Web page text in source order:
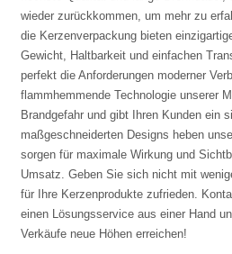
wieder zurückkommen, um mehr zu
die Kerzenverpackung bieten
Gewicht, Haltbarkeit und einfachen
perfekt die Anforderungen moderner
flammhemmende Technologie unserer
Brandgefahr und gibt Ihren Kunden ein
maßgeschneiderten Designs heben
sorgen für maximale Wirkung und
Umsatz. Geben Sie sich nicht mit
für Ihre Kerzenprodukte zufrieden.
einen Lösungsservice aus einer Hand
Verkäufe neue Höhen erreichen!